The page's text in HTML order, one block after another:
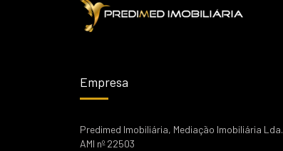
Empresa
Predimed Imobiliária, Mediação Imobiliária Lda.
AMI nº 22503